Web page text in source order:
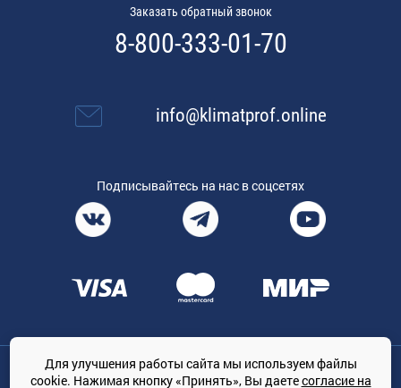
Заказать обратный звонок
8-800-333-01-70
info@klimatprof.online
Подписывайтесь на нас в соцсетях
Общество с ограниченной ответственностью «ТРЕЙДКОН», ОГРН:
Для улучшения работы сайта мы используем файлы
cookie. Нажимая кнопку «Принять», Вы даетесогласие на